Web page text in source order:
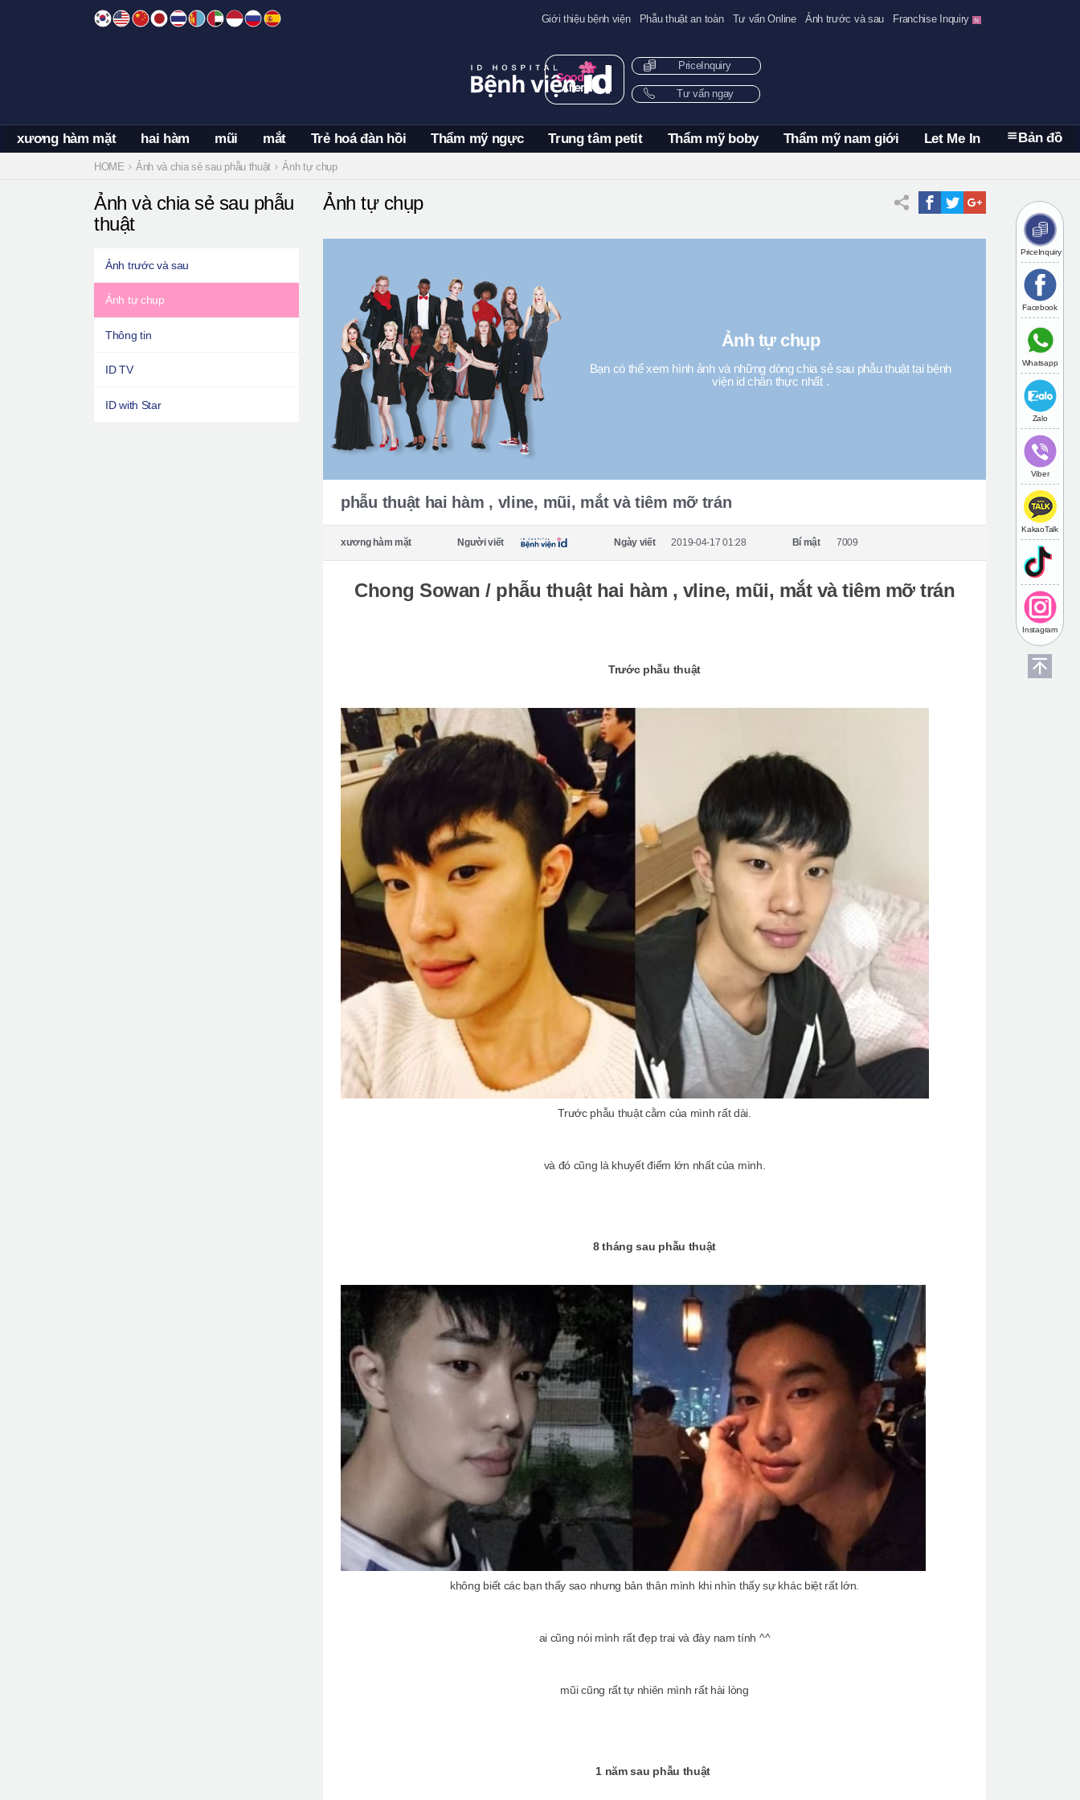
Giới thiệu bệnh viện Phẫu thuật an toàn Tư vấn Online Ảnh trước và sau Franchise Inquiry
xương hàm mặt hai hàm mũi mắt Trẻ hoá đàn hồi Thẩm mỹ ngực Trung tâm petit Thẩm mỹ boby Thẩm mỹ nam giới Let Me In Bản đồ
PriceInquiry
Tư vấn ngay
PriceInquiry
Facebook
Whatsapp
Zalo
Viber
KakaoTalk
Instagram
HOME Ảnh và chia sẻ sau phẫu thuật Ảnh tự chụp
Ảnh tự chụp
Ảnh tự chụp
Bạn có thể xem hình ảnh và những dòng chia sẻ sau phẫu thuật tại bệnh
viện id chân thực nhất .
phẫu thuật hai hàm , vline, mũi, mắt và tiêm mỡ trán
xương hàm mặt Người viết Ngày viết 2019-04-17 01:28 Bí mật 7009
Chong Sowan / phẫu thuật hai hàm , vline, mũi, mắt và tiêm mỡ trán
Trước phẫu thuật
Trước phẫu thuật cằm của mình rất dài.
và đó cũng là khuyết điểm lớn nhất của mình.
8 tháng sau phẫu thuật
không biết các bạn thấy sao nhưng bản thân mình khi nhìn thấy sự khác biệt rất lớn.
ai cũng nói mình rất đẹp trai và đày nam tính ^^
mũi cũng rất tự nhiên mình rất hài lòng
1 năm sau phẫu thuật
Ảnh và chia sẻ sau phẫu
thuật
Ảnh trước và sau
Ảnh tự chụp
Thông tin
ID TV
ID with Star